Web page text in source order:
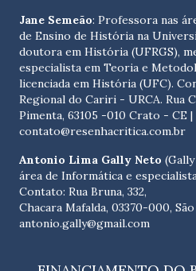
Jane Semeão: Professora nas
de Ensino de História na
doutora em História (UFRGS),
especialista em Teoria e
licenciada em História (UFC).
Regional do Cariri - URCA. Rua
Pimenta, 63105 -010 Crato - CE |
contato@resenhacritica.com.br
Antonio Lima Gally Neto
área de Informática e
Contato: Rua Bruna, 332,
Chacara Mafalda, 03370-000,
antonio.gally@gmail.com